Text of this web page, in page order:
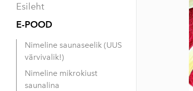
Esileht
E-POOD
Nimeline saunaseelik (UUS
värvivalik!)
Nimeline mikrokiust
saunalina